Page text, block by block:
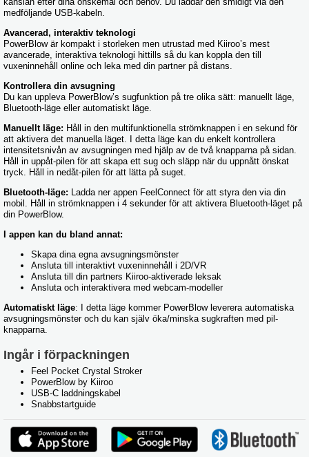
medföljande USB-kabeln.
Avancerad, interaktiv teknologi
PowerBlow är kompakt i storleken men utrustad med Kiiroo’s mest
avancerade, interaktiva teknologi hittills så du kan koppla den till
vuxeninnehåll online och leka med din partner på distans.
Kontrollera din avsugning
Du kan uppleva PowerBlow’s sugfunktion på tre olika sätt: manuellt läge,
Bluetooth-läge eller automatiskt läge.
Manuellt läge: Håll in den multifunktionella strömknappen i en sekund för
att aktivera det manuella läget. I detta läge kan du enkelt kontrollera
intensitetsnivån av avsugningen med hjälp av de två knapparna på sidan.
Håll in uppåt-pilen för att skapa ett sug och släpp när du uppnått önskat
tryck. Håll in nedåt-pilen för att lätta på suget.
Bluetooth-läge: Ladda ner appen FeelConnect för att styra den via din
mobil. Håll in strömknappen i 4 sekunder för att aktivera Bluetooth-läget på
din PowerBlow.
I appen kan du bland annat:
Skapa dina egna avsugningsmönster
Ansluta till interaktivt vuxeninnehåll i 2D/VR
Ansluta till din partners Kiiroo-aktiverade leksak
Ansluta och interaktivera med webcam-modeller
Automatiskt läge: I detta läge kommer PowerBlow leverera automatiska
avsugningsmönster och du kan själv öka/minska sugkraften med pil-
knapparna.
Ingår i förpackningen
Feel Pocket Crystal Stroker
PowerBlow by Kiiroo
USB-C laddningskabel
Snabbstartguide